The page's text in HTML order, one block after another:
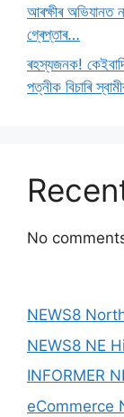
আৰক্ষীৰ অভিযানত
গ্ৰেপ্তাৰ…
ৰহস্যজনক!
পত্নীক বিচাৰি
No
NEWS8
NEWS8 NE
INFORMER
eCommerce